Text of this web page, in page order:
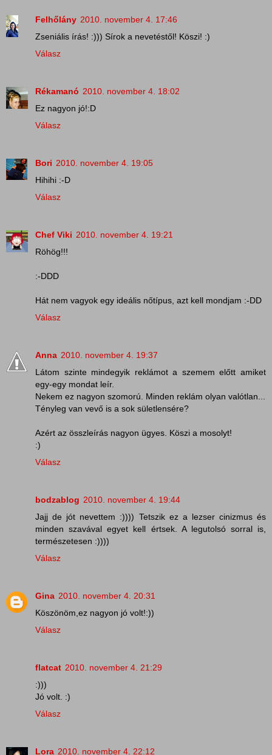
Felhőlány 2010. november 4. 17:46
Zseniális írás! :))) Sírok a nevetéstől! Köszi! :)
Válasz
Rékamanó 2010. november 4. 18:02
Ez nagyon jó!:D
Válasz
Bori 2010. november 4. 19:05
Hihihi :-D
Válasz
Chef Viki 2010. november 4. 19:21
Röhög!!!
:-DDD
Hát nem vagyok egy ideális nőtípus, azt kell mondjam :-DD
Válasz
Anna 2010. november 4. 19:37
Látom szinte mindegyik reklámot a szemem előtt amiket
egy-egy mondat leír.
Nekem ez nagyon szomorú. Minden reklám olyan valótlan...
Tényleg van vevő is a sok sületlensére?
Azért az összleírás nagyon ügyes. Köszi a mosolyt!
:)
Válasz
bodzablog 2010. november 4. 19:44
Jajj de jót nevettem :)))) Tetszik ez a lezser cinizmus és
minden szavával egyet kell értsek. A legutolsó sorral is,
természetesen :))))
Válasz
Gina 2010. november 4. 20:31
Köszönöm,ez nagyon jó volt!:))
Válasz
flatcat 2010. november 4. 21:29
:)))
Jó volt. :)
Válasz
Lora 2010. november 4. 22:12